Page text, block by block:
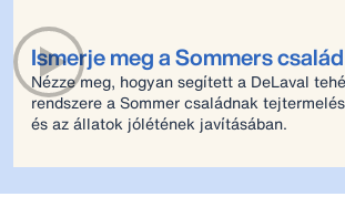
Ismerje meg a Sommers
Nézze meg, hogyan segített a DeLaval
rendszere a Sommer családnak
és az állatok jólétének javításában.